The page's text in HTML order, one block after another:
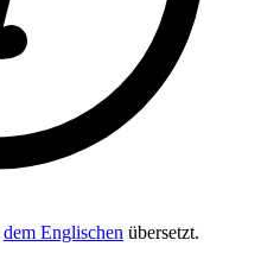
dem Englis­chen übersetzt.